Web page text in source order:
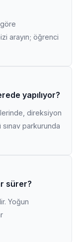
arayın; öğrenci
yapılıyor?
direksiyon
sınav parkurunda
sürer?
Yoğun